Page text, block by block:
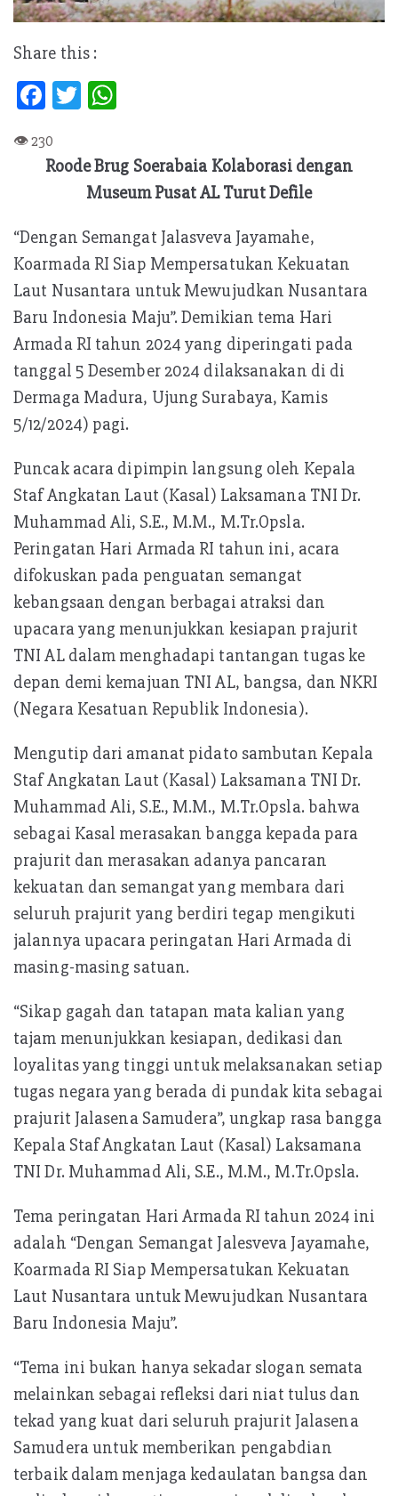
Share this :
Fa
b
oo
T
itt
er
at
s
A
p
p
Roode Brug Soerabaia Kolaborasi dengan
Museum Pusat AL Turut Defile
“Dengan Semangat Jalasveva Jayamahe,
Koarmada RI Siap Mempersatukan Kekuatan
Laut Nusantara untuk Mewujudkan Nusantara
Baru Indonesia Maju”. Demikian tema Hari
Armada RI tahun 2024 yang diperingati pada
tanggal 5 Desember 2024 dilaksanakan di di
Dermaga Madura, Ujung Surabaya, Kamis
5/12/2024) pagi.
Puncak acara dipimpin langsung oleh Kepala
Staf Angkatan Laut (Kasal) Laksamana TNI Dr.
Muhammad Ali, S.E., M.M., M.Tr.Opsla.
Peringatan Hari Armada RI tahun ini, acara
difokuskan pada penguatan semangat
kebangsaan dengan berbagai atraksi dan
upacara yang menunjukkan kesiapan prajurit
TNI AL dalam menghadapi tantangan tugas ke
depan demi kemajuan TNI AL, bangsa, dan NKRI
(Negara Kesatuan Republik Indonesia).
Mengutip dari amanat pidato sambutan Kepala
Staf Angkatan Laut (Kasal) Laksamana TNI Dr.
Muhammad Ali, S.E., M.M., M.Tr.Opsla. bahwa
sebagai Kasal merasakan bangga kepada para
prajurit dan merasakan adanya pancaran
kekuatan dan semangat yang membara dari
seluruh prajurit yang berdiri tegap mengikuti
jalannya upacara peringatan Hari Armada di
masing-masing satuan.
“Sikap gagah dan tatapan mata kalian yang
tajam menunjukkan kesiapan, dedikasi dan
loyalitas yang tinggi untuk melaksanakan setiap
tugas negara yang berada di pundak kita sebagai
prajurit Jalasena Samudera”, ungkap rasa bangga
Kepala Staf Angkatan Laut (Kasal) Laksamana
TNI Dr. Muhammad Ali, S.E., M.M., M.Tr.Opsla.
Tema peringatan Hari Armada RI tahun 2024 ini
adalah “Dengan Semangat Jalesveva Jayamahe,
Koarmada RI Siap Mempersatukan Kekuatan
Laut Nusantara untuk Mewujudkan Nusantara
Baru Indonesia Maju”.
“Tema ini bukan hanya sekadar slogan semata
melainkan sebagai refleksi dari niat tulus dan
tekad yang kuat dari seluruh prajurit Jalasena
Samudera untuk memberikan pengabdian
terbaik dalam menjaga kedaulatan bangsa dan